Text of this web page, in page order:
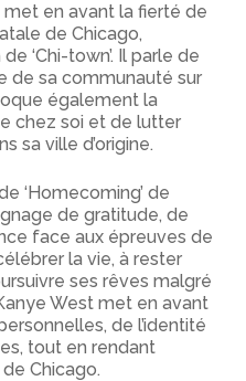
met en avant la fierté de
de Chicago,
‘Chi-town’. Il parle de
de sa communauté sur
également la
chez soi et de lutter
sa ville d’origine.
‘Homecoming’ de
de gratitude, de
face aux épreuves de
la vie, à rester
ses rêves malgré
West met en avant
de l’identité
tout en rendant
Chicago.